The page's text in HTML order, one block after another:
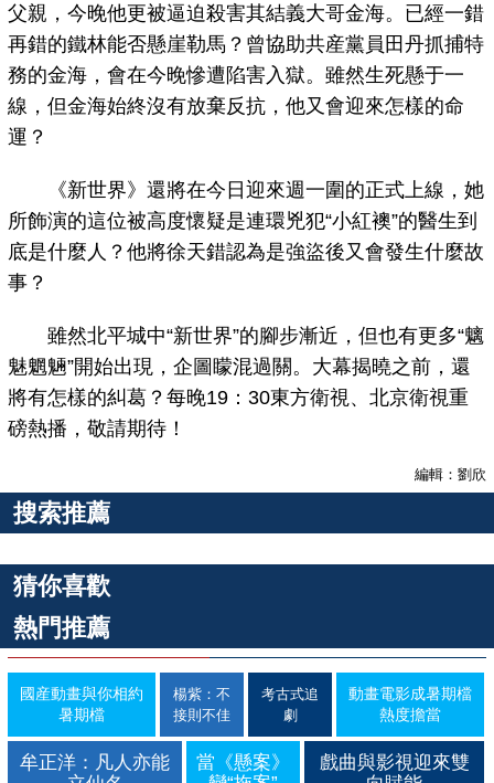
父親，今晚他更被逼迫殺害其結義大哥金海。已經一錯
再錯的鐵林能否懸崖勒馬？曾協助共産黨員田丹抓捕特
務的金海，會在今晚慘遭陷害入獄。雖然生死懸于一
線，但金海始終沒有放棄反抗，他又會迎來怎樣的命
運？
《新世界》還將在今日迎來週一圍的正式上線，她
所飾演的這位被高度懷疑是連環兇犯“小紅襖”的醫生到
底是什麼人？他將徐天錯認為是強盜後又會發生什麼故
事？
雖然北平城中“新世界”的腳步漸近，但也有更多“魑
魅魍魎”開始出現，企圖矇混過關。大幕揭曉之前，還
將有怎樣的糾葛？每晚19：30東方衛視、北京衛視重
磅熱播，敬請期待！
編輯：劉欣
搜索推薦
猜你喜歡
熱門推薦
國産動畫與你相約
暑期檔
楊紫：不
接則不佳
考古式追
劇
動畫電影成暑期檔
熱度擔當
牟正洋：凡人亦能
當《懸案》
戲曲與影視迎來雙